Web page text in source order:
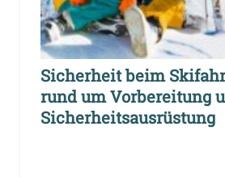
Sicherheit beim
rund um Vorbereitung
Sicherheitsausrüstung